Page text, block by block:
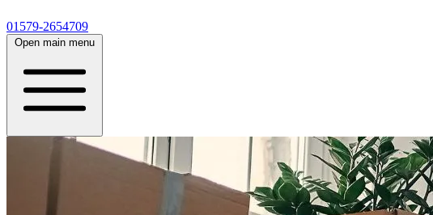
01579-2654709
Open main menu